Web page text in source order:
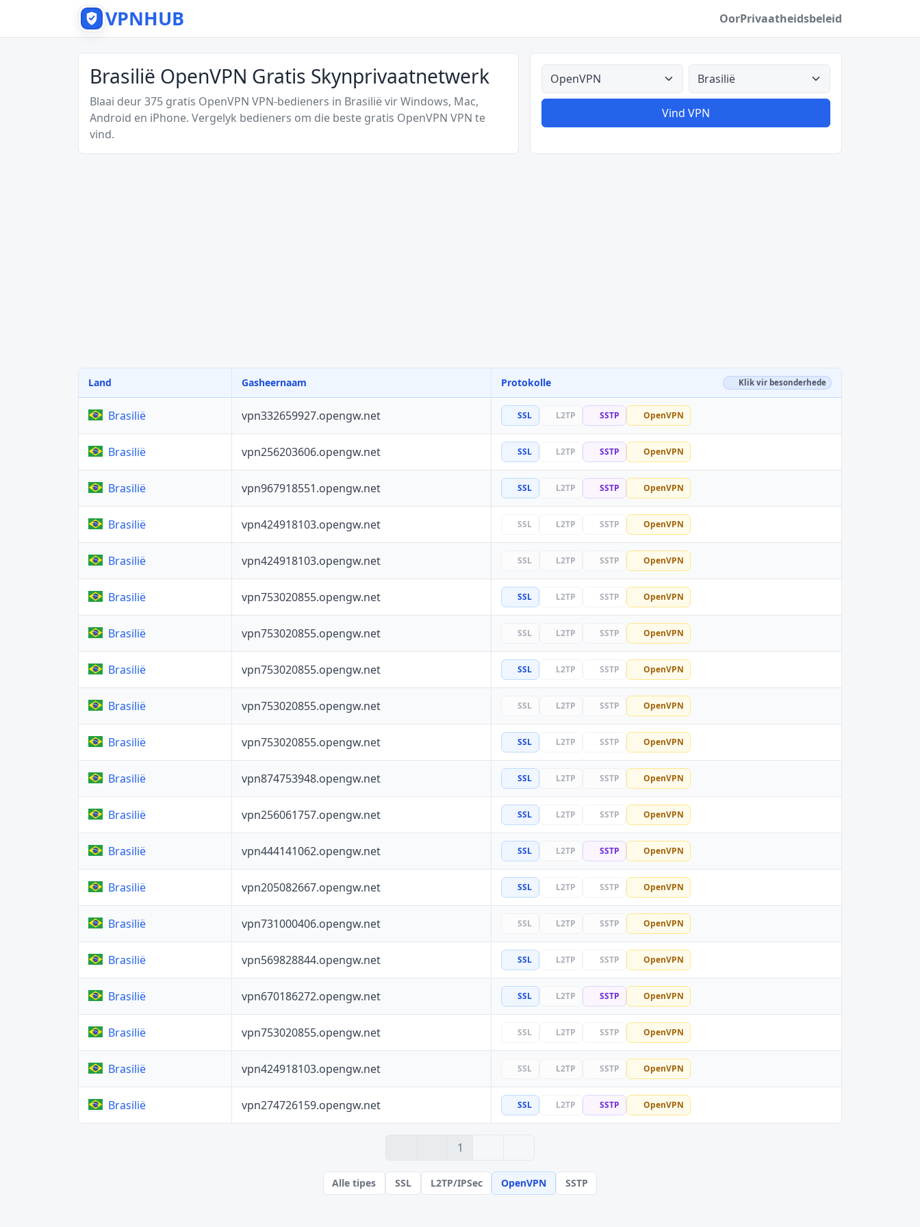
VPNHUB OorPrivaatheidsbeleid
Brasilië OpenVPN Gratis Skynprivaatnetwerk
Blaai deur 375 gratis OpenVPN VPN-bedieners in Brasilië vir Windows, Mac,
Android en iPhone. Vergelyk bedieners om die beste gratis OpenVPN VPN te
vind.
Alle tipes Alle lande
Vind VPN
Land Gasheernaam Protokolle Klik vir besonderhede
Brasilië vpn332659927.opengw.net SSL L2TP SSTP OpenVPN
Brasilië vpn256203606.opengw.net SSL L2TP SSTP OpenVPN
Brasilië vpn967918551.opengw.net SSL L2TP SSTP OpenVPN
Brasilië vpn424918103.opengw.net SSL L2TP SSTP OpenVPN
Brasilië vpn424918103.opengw.net SSL L2TP SSTP OpenVPN
Brasilië vpn753020855.opengw.net SSL L2TP SSTP OpenVPN
Brasilië vpn753020855.opengw.net SSL L2TP SSTP OpenVPN
Brasilië vpn753020855.opengw.net SSL L2TP SSTP OpenVPN
Brasilië vpn753020855.opengw.net SSL L2TP SSTP OpenVPN
Brasilië vpn753020855.opengw.net SSL L2TP SSTP OpenVPN
Brasilië vpn874753948.opengw.net SSL L2TP SSTP OpenVPN
Brasilië vpn256061757.opengw.net SSL L2TP SSTP OpenVPN
Brasilië vpn444141062.opengw.net SSL L2TP SSTP OpenVPN
Brasilië vpn205082667.opengw.net SSL L2TP SSTP OpenVPN
Brasilië vpn731000406.opengw.net SSL L2TP SSTP OpenVPN
Brasilië vpn569828844.opengw.net SSL L2TP SSTP OpenVPN
Brasilië vpn670186272.opengw.net SSL L2TP SSTP OpenVPN
Brasilië vpn753020855.opengw.net SSL L2TP SSTP OpenVPN
Brasilië vpn424918103.opengw.net SSL L2TP SSTP OpenVPN
Brasilië vpn274726159.opengw.net SSL L2TP SSTP OpenVPN
1
Alle tipes SSL L2TP/IPSec OpenVPN SSTP